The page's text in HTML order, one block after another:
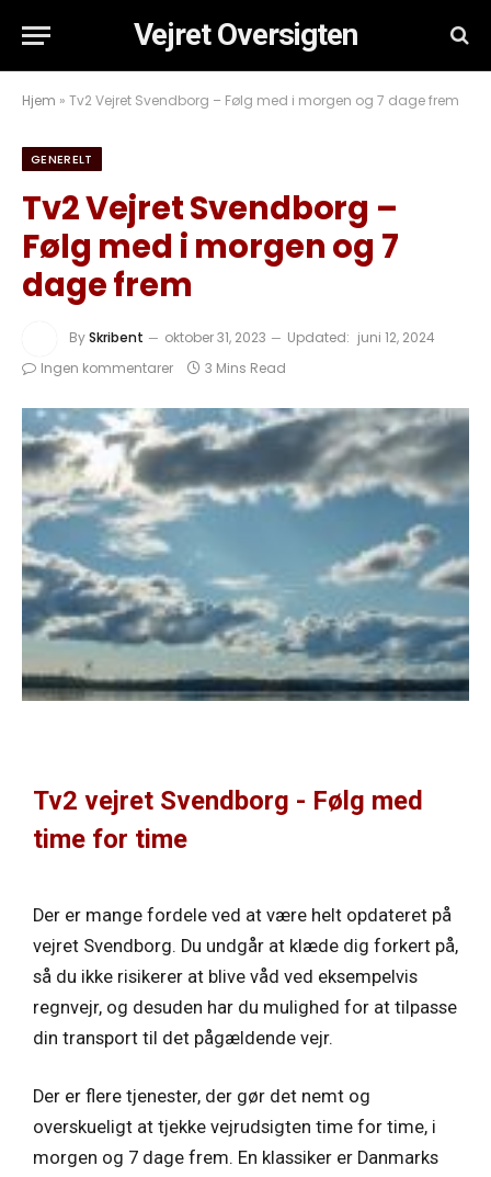
Vejret Oversigten
Hjem » Tv2 Vejret Svendborg – Følg med i morgen og 7 dage frem
GENERELT
Tv2 Vejret Svendborg –
Følg med i morgen og 7
dage frem
BySkribent oktober 31, 2023 Updated: juni 12, 2024
Ingen kommentarer
3 Mins Read
Tv2 vejret Svendborg - Følg med
time for time
Der er mange fordele ved at være helt opdateret på
vejret Svendborg. Du undgår at klæde dig forkert på,
så du ikke risikerer at blive våd ved eksempelvis
regnvejr, og desuden har du mulighed for at tilpasse
din transport til det pågældende vejr.
Der er flere tjenester, der gør det nemt og
overskueligt at tjekke vejrudsigten time for time, i
morgen og 7 dage frem. En klassiker er Danmarks